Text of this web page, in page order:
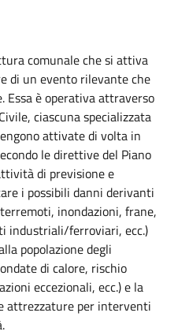
comunale che si attiva
di un evento rilevante che
Essa è operativa attraverso
ciascuna specializzata
attivate di volta in
le direttive del Piano
di previsione e
i possibili danni derivanti
inondazioni, frane,
industriali/ferroviari, ecc.)
popolazione degli
di calore, rischio
eccezionali, ecc.) e la
attrezzature per interventi